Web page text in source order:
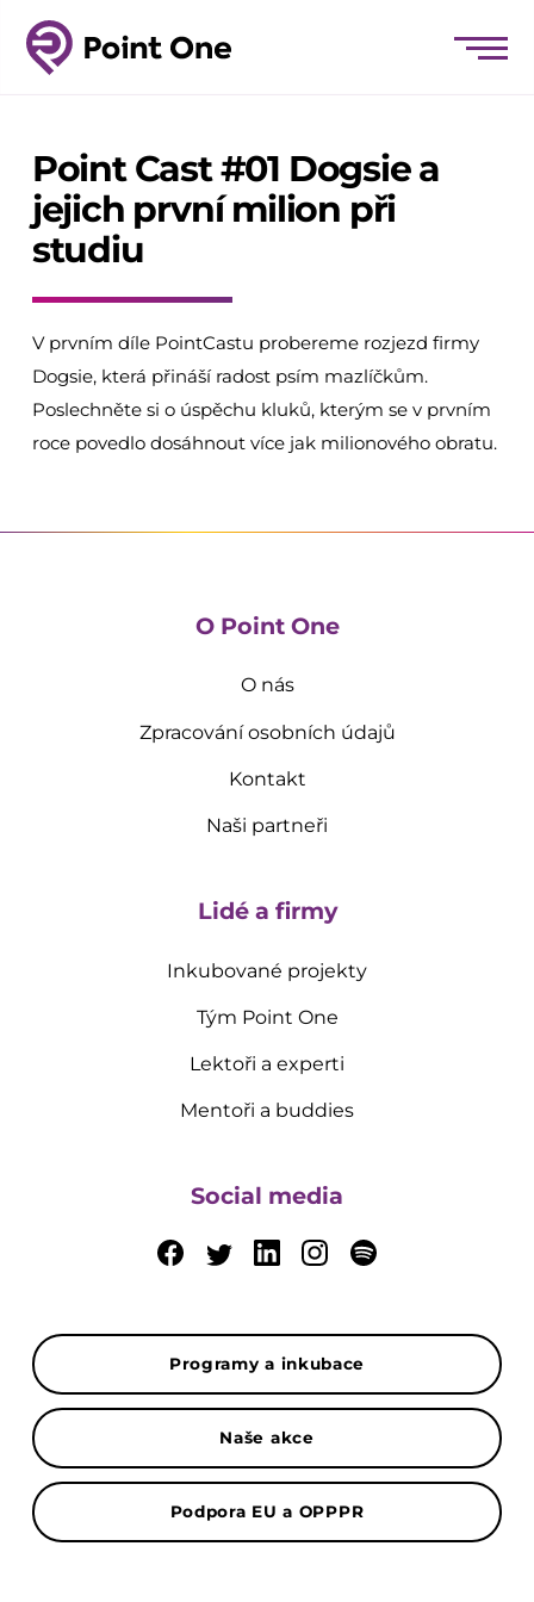
Point Cast #01 Dogsie a
jejich první milion při
studiu
V prvním díle PointCastu probereme rozjezd firmy
Dogsie, která přináší radost psím mazlíčkům.
Poslechněte si o úspěchu kluků, kterým se v prvním
roce povedlo dosáhnout více jak milionového obratu.
O Point One
O nás
Zpracování osobních údajů
Kontakt
Naši partneři
Lidé a firmy
Inkubované projekty
Tým Point One
Lektoři a experti
Mentoři a buddies
Social media
Programy a inkubace
Naše akce
Podpora EU a OPPPR